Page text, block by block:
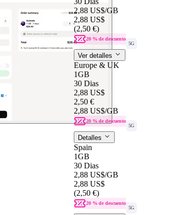
2,88 US$/GB
2,88 US$
(2,50 €)
20 % de descuento
5G
Ver detalles
Europe & UK
1GB
30 Dias
2,88 US$
2,50 €
2,88 US$/GB
20 % de descuento
5G
Detalles
Spain
1GB
30 Dias
2,88 US$/GB
2,88 US$
(2,50 €)
20 % de descuento
5G